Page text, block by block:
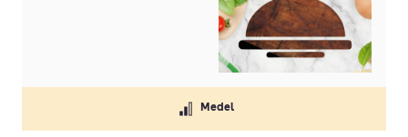
Medel